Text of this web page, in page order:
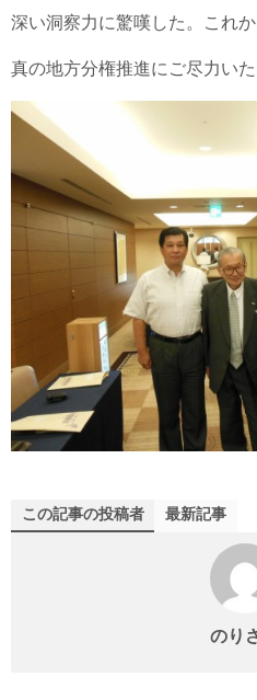
深い洞察力に驚嘆した。これか
真の地方分権推進にご尽力いた
この記事の投稿者 最新記事
のり